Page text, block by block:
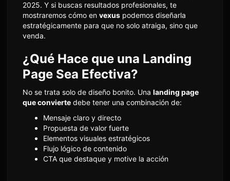
2025. Y si buscas resultados profesionales, te
mostraremos cómo en vexuspodemos diseñarla
estratégicamente para que no solo atraiga, sino que
venda.
¿Qué Hace que una Landing
Page Sea Efectiva?
No se trata solo de diseño bonito. Una landing page
que conviertedebe tener una combinación de:
Mensaje claro y directo
Propuesta de valor fuerte
Elementos visuales estratégicos
Flujo lógico de contenido
CTA que destaque y motive la acción